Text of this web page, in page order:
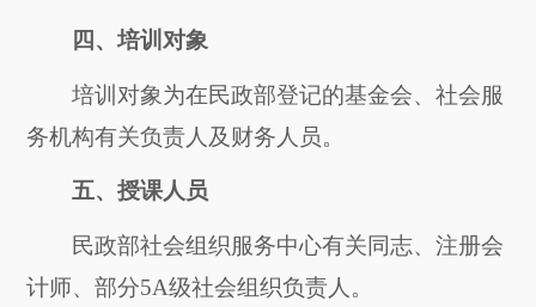
四 、培训对象
培训对象为在民政部登记的基金会、社会服
务机构有关负责人及财务人员。
五、 授课人员
民政部社会组织服务中心有关同志、注册会
计师、部分5A级社会组织负责人。